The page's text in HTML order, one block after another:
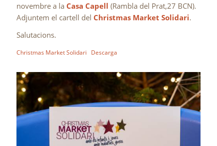
novembre a la Casa Capell (Rambla del Prat,27 BCN).
Adjuntem el cartell del Christmas Market Solidari.
Salutacions.
Christmas Market Solidari Descarga